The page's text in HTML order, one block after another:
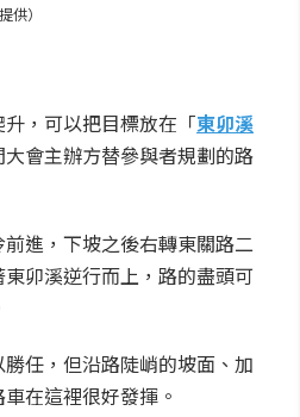
提供）
，可以把目標放在「東卯溪
大會主辦方替參與者規劃的路
進，下坡之後右轉東關路二
卯溪逆行而上，路的盡頭可
任，但沿路陡峭的坡面、加
在這裡很好發揮。